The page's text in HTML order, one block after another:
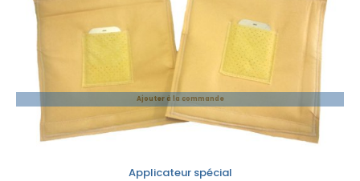
Ajouter à la commande
Applicateur spécial